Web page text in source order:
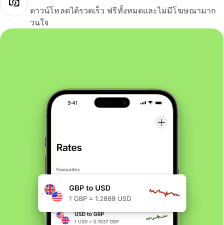
ดาวน์โหลดได้รวดเร็ว ฟรีทั้งหมดและไม่มีโฆษณามาก
วนใจ